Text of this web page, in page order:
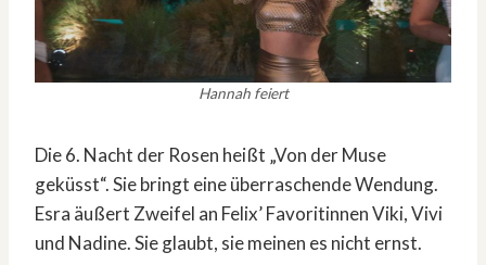
Hannah feiert
Die 6. Nacht der Rosen heißt „Von der Muse
geküsst“. Sie bringt eine überraschende Wendung.
Esra äußert Zweifel an Felix’ Favoritinnen Viki, Vivi
und Nadine. Sie glaubt, sie meinen es nicht ernst.